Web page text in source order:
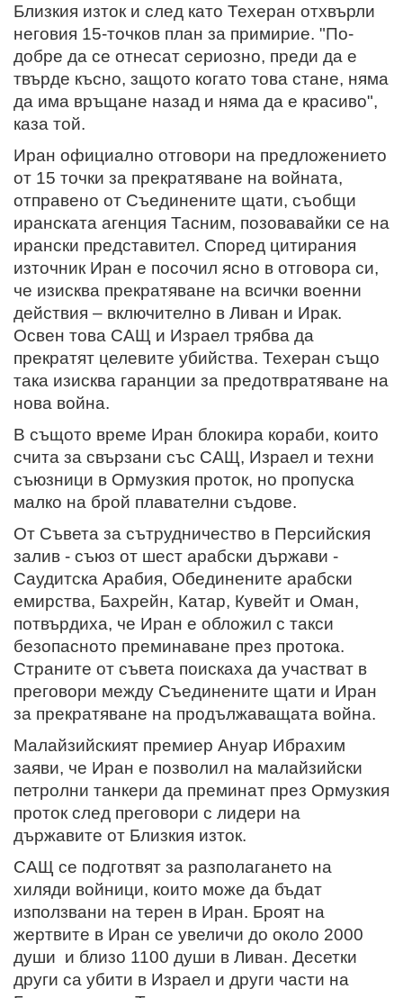
Близкия изток и след като Техеран отхвърли
неговия 15-точков план за примирие. "По-
добре да се отнесат сериозно, преди да е
твърде късно, защото когато това стане, няма
да има връщане назад и няма да е красиво",
каза той.
Иран официално отговори на предложението
от 15 точки за прекратяване на войната,
отправено от Съединените щати, съобщи
иранската агенция Тасним, позовавайки се на
ирански представител. Според цитирания
източник Иран е посочил ясно в отговора си,
че изисква прекратяване на всички военни
действия – включително в Ливан и Ирак.
Освен това САЩ и Израел трябва да
прекратят целевите убийства. Техеран също
така изисква гаранции за предотвратяване на
нова война.
В същото време Иран блокира кораби, които
счита за свързани със САЩ, Израел и техни
съюзници в Ормузкия проток, но пропуска
малко на брой плавателни съдове.
От Съвета за сътрудничество в Персийския
залив - съюз от шест арабски държави -
Саудитска Арабия, Обединените арабски
емирства, Бахрейн, Катар, Кувейт и Оман,
потвърдиха, че Иран е обложил с такси
безопасното преминаване през протока.
Страните от съвета поискаха да участват в
преговори между Съединените щати и Иран
за прекратяване на продължаващата война.
Малайзийският премиер Ануар Ибрахим
заяви, че Иран е позволил на малайзийски
петролни танкери да преминат през Ормузкия
проток след преговори с лидери на
държавите от Близкия изток.
САЩ се подготвят за разполагането на
хиляди войници, които може да бъдат
използвани на терен в Иран. Броят на
жертвите в Иран се увеличи до около 2000
души и близо 1100 души в Ливан. Десетки
други са убити в Израел и други части на